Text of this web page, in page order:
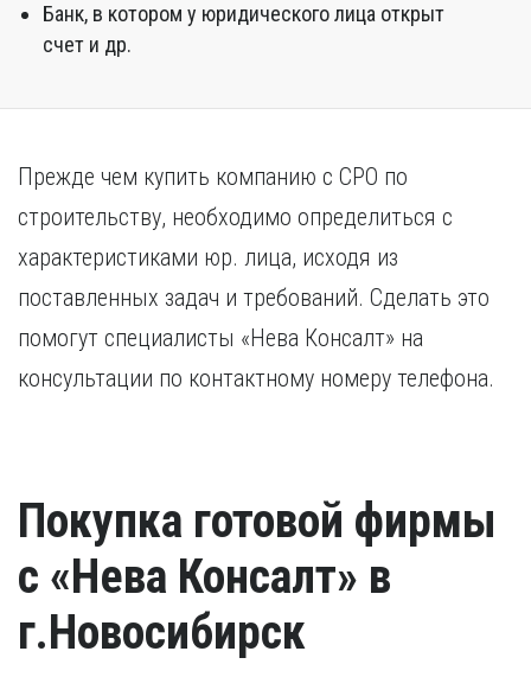
Банк, в котором у юридического лица открыт
счет и др.
Прежде чем купить компанию с СРО по
строительству, необходимо определиться с
характеристиками юр. лица, исходя из
поставленных задач и требований. Сделать это
помогут специалисты «Нева Консалт» на
консультации по контактному номеру телефона.
Покупка готовой фирмы
с «Нева Консалт» в
г.Новосибирск